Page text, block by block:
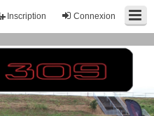
Connexion
Inscription